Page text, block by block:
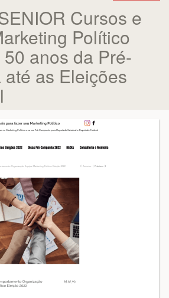
Cursos e
Político
anos da Pré-
as Eleições